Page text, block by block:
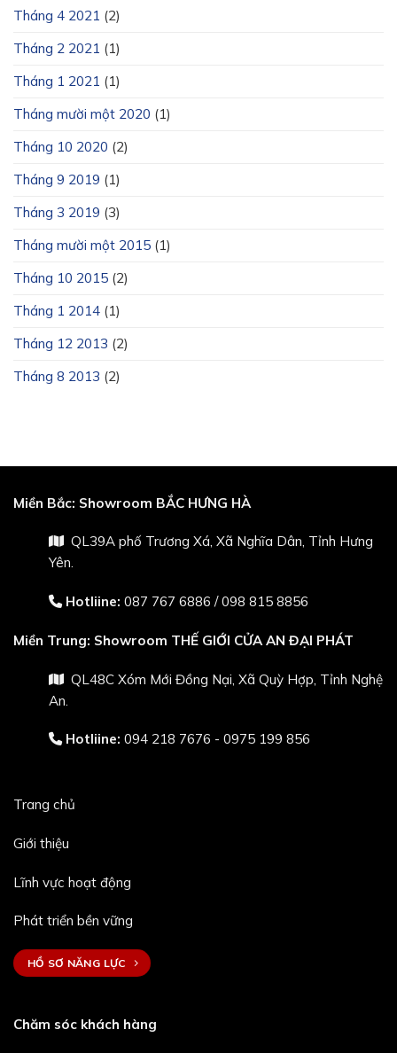
Tháng 4 2021 (2)
Tháng 2 2021 (1)
Tháng 1 2021 (1)
Tháng mười một 2020 (1)
Tháng 10 2020 (2)
Tháng 9 2019 (1)
Tháng 3 2019 (3)
Tháng mười một 2015 (1)
Tháng 10 2015 (2)
Tháng 1 2014 (1)
Tháng 12 2013 (2)
Tháng 8 2013 (2)
Miền Bắc: Showroom BẮC HƯNG HÀ
QL39A phố Trương Xá, Xã Nghĩa Dân, Tỉnh Hưng
Yên.
Hotliine: 087 767 6886 /098 815 8856
Miền Trung: Showroom THẾ GIỚI CỬA AN ĐẠI PHÁT
QL48C Xóm Mới Đồng Nại, Xã Quỳ Hợp, Tỉnh Nghệ
An.
Hotliine: 094 218 7676 - 0975 199 856
Trang chủ
Giới thiệu
Lĩnh vực hoạt động
Phát triển bền vững
HỒ SƠ NĂNG LỰC
Chăm sóc khách hàng